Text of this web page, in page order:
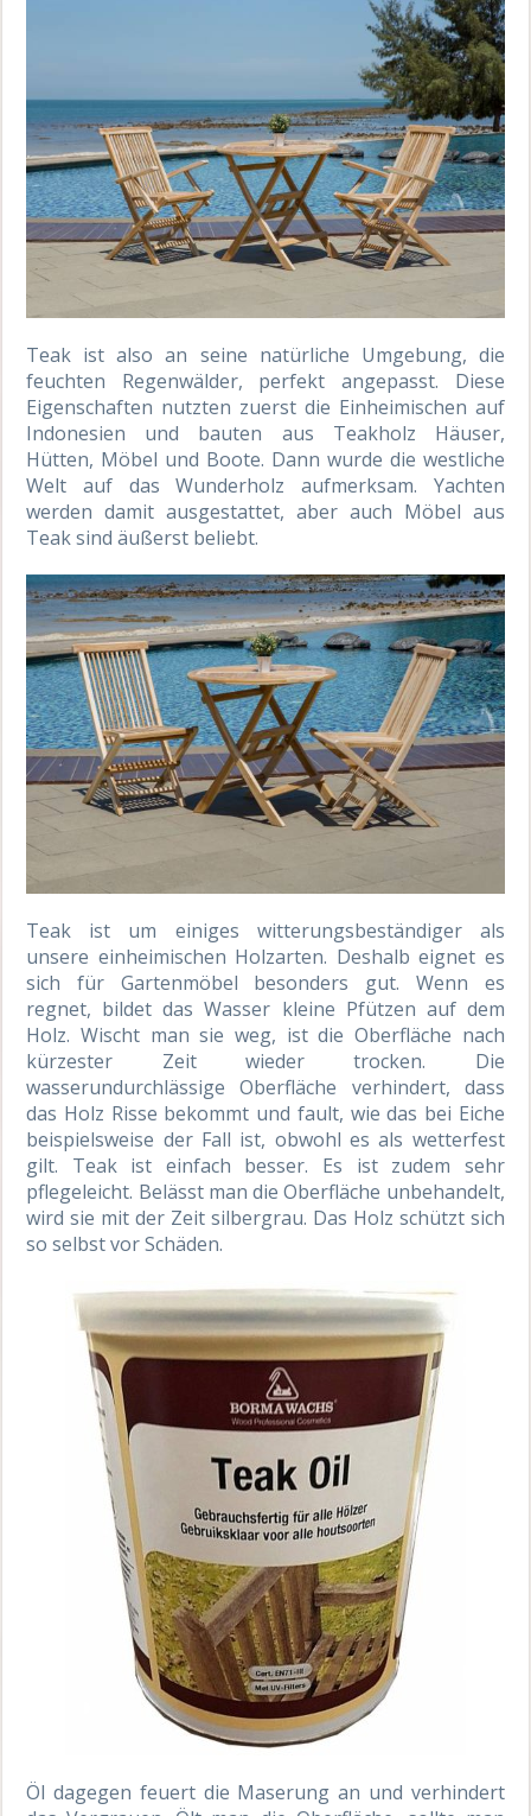
Teak ist also an seine natürliche Umgebung, die
feuchten Regenwälder, perfekt angepasst. Diese
Eigenschaften nutzten zuerst die Einheimischen auf
Indonesien und bauten aus Teakholz Häuser,
Hütten, Möbel und Boote. Dann wurde die westliche
Welt auf das Wunderholz aufmerksam. Yachten
werden damit ausgestattet, aber auch Möbel aus
Teak sind äußerst beliebt.
Teak ist um einiges witterungsbeständiger als
unsere einheimischen Holzarten. Deshalb eignet es
sich für Gartenmöbel besonders gut. Wenn es
regnet, bildet das Wasser kleine Pfützen auf dem
Holz. Wischt man sie weg, ist die Oberfläche nach
kürzester Zeit wieder trocken. Die
wasserundurchlässige Oberfläche verhindert, dass
das Holz Risse bekommt und fault, wie das bei Eiche
beispielsweise der Fall ist, obwohl es als wetterfest
gilt. Teak ist einfach besser. Es ist zudem sehr
pflegeleicht. Belässt man die Oberfläche unbehandelt,
wird sie mit der Zeit silbergrau. Das Holz schützt sich
so selbst vor Schäden.
Öl dagegen feuert die Maserung an und verhindert